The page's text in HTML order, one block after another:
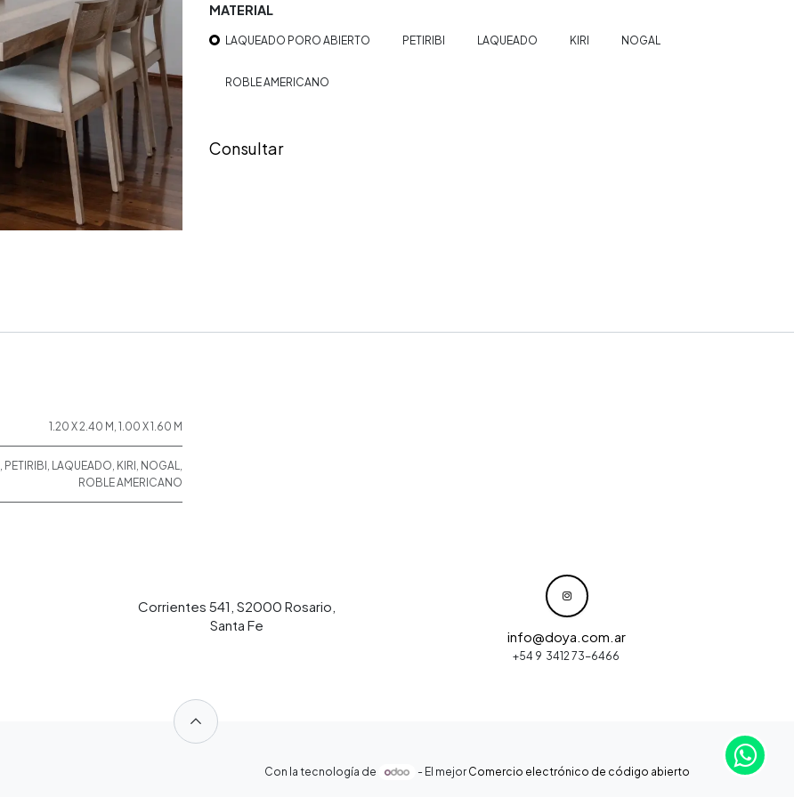
MATERIAL
LAQUEADO PORO ABIERTO PETIRIBI LAQUEADO KIRI NOGAL
ROBLE AMERICANO
Consultar
1.20 X 2.40 M , 1.00 X 1.60 M
, PETIRIBI , LAQUEADO, KIRI , NOGAL,
ROBLE AMERICANO
info@doya.com.ar
Corrientes 541, S2000 Rosario,
Santa Fe
+54 9 3412 73-6466
Con la tecnología de - El mejor Comercio electrónico de código abierto